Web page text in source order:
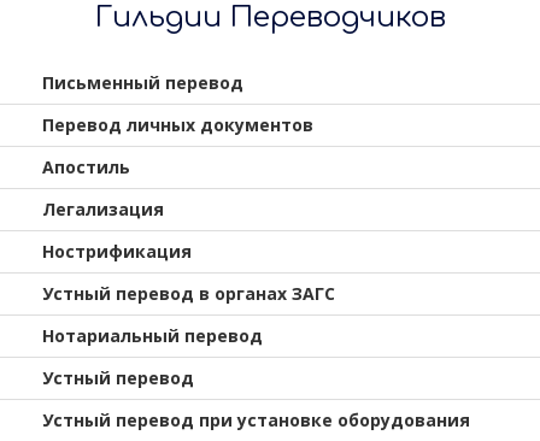
Гильдии Переводчиков
Письменный перевод
Перевод личных документов
Апостиль
Легализация
Нострификация
Устный перевод в органах ЗАГС
Нотариальный перевод
Устный перевод
Устный перевод при установке оборудования